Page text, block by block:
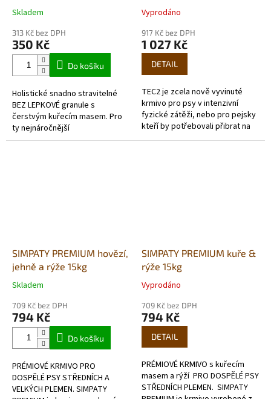
Průměrné
produktu
je
hvězdiček.
Skladem
313 Kč bez DPH
350 Kč
Do košíku
Holistické snadno stravitelné
BEZ LEPKOVÉ granule s
čerstvým kuřecím masem. Pro
ty nejnáročnější
chovatelé. VYSOCE KVALITNÍ
Průměrné
produktu
je
hvězdiček.
Vyprodáno
917 Kč bez DPH
1 027 Kč
DETAIL
TEC2 je zcela nově vyvinuté
krmivo pro psy v intenzivní
fyzické zátěži, nebo pro pejsky
kteří by potřebovali přibrat na
váze. Pro lepší a účinnější
SIMPATY PREMIUM hovězí,
jehně a rýže 15kg
Průměrné
produktu
je
hvězdiček.
Skladem
709 Kč bez DPH
794 Kč
Do košíku
PRÉMIOVÉ KRMIVO PRO
DOSPĚLÉ PSY STŘEDNÍCH A
VELKÝCH PLEMEN. SIMPATY
SIMPATY PREMIUM kuře &
rýže 15kg
Průměrné
produktu
je
hvězdiček.
Vyprodáno
709 Kč bez DPH
794 Kč
DETAIL
PRÉMIOVÉ KRMIVO s kuřecím
masem a rýží PRO DOSPĚLÉ PSY
STŘEDNÍCH PLEMEN. SIMPATY